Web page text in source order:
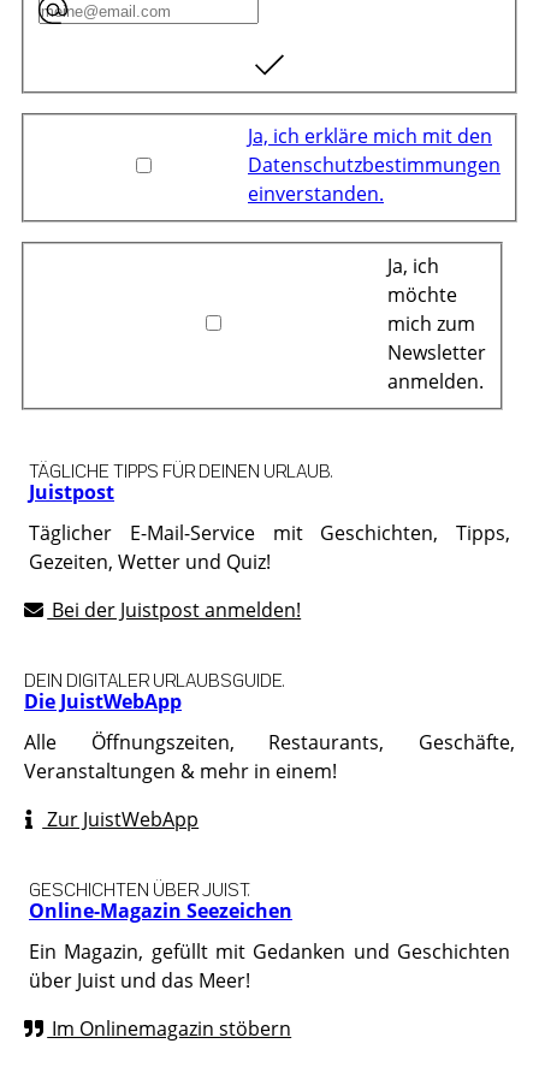
Ja, ich erkläre mich mit den
Datenschutzbestimmungen
einverstanden.
Ja, ich
möchte
mich zum
Newsletter
anmelden.
Juistpost
TÄGLICHE TIPPS FÜR DEINEN URLAUB.
Täglicher E-Mail-Service mit Geschichten, Tipps,
Gezeiten, Wetter und Quiz!
Bei der Juistpost anmelden!
Die JuistWebApp
DEIN DIGITALER URLAUBSGUIDE.
Alle Öffnungszeiten, Restaurants, Geschäfte,
Veranstaltungen & mehr in einem!
Zur JuistWebApp
Online-Magazin Seezeichen
GESCHICHTEN ÜBER JUIST.
Ein Magazin, gefüllt mit Gedanken und Geschichten
über Juist und das Meer!
Im Onlinemagazin stöbern